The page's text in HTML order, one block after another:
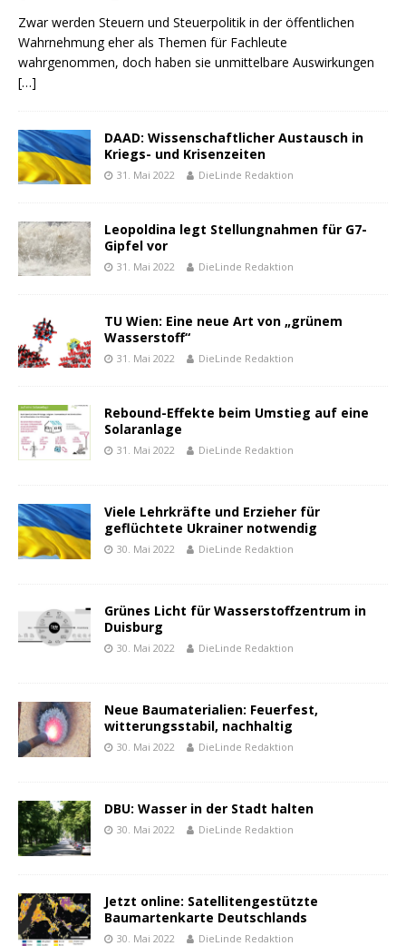
Zwar werden Steuern und Steuerpolitik in der öffentlichen
Wahrnehmung eher als Themen für Fachleute
wahrgenommen, doch haben sie unmittelbare Auswirkungen
[…]
DAAD: Wissenschaftlicher Austausch in
Kriegs- und Krisenzeiten
31. Mai 2022 DieLinde Redaktion
Leopoldina legt Stellungnahmen für G7-
Gipfel vor
31. Mai 2022 DieLinde Redaktion
TU Wien: Eine neue Art von „grünem
Wasserstoff“
31. Mai 2022 DieLinde Redaktion
Rebound-Effekte beim Umstieg auf eine
Solaranlage
31. Mai 2022 DieLinde Redaktion
Viele Lehrkräfte und Erzieher für
geflüchtete Ukrainer notwendig
30. Mai 2022 DieLinde Redaktion
Grünes Licht für Wasserstoffzentrum in
Duisburg
30. Mai 2022 DieLinde Redaktion
Neue Baumaterialien: Feuerfest,
witterungsstabil, nachhaltig
30. Mai 2022 DieLinde Redaktion
DBU: Wasser in der Stadt halten
30. Mai 2022 DieLinde Redaktion
Jetzt online: Satellitengestützte
Baumartenkarte Deutschlands
30. Mai 2022 DieLinde Redaktion